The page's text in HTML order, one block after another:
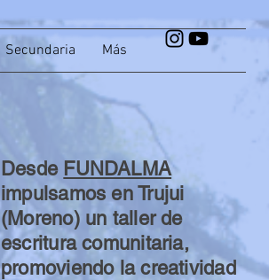
Secundaria Más
Desde FUNDALMA
impulsamos en Trujui
(Moreno) un taller de
escritura comunitaria,
promoviendo la creatividad